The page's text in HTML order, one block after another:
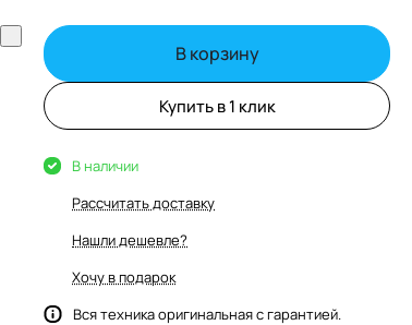
В корзину
Купить в 1 клик
В наличии
Рассчитать доставку
Нашли дешевле?
Хочу в подарок
Вся техника оригинальная с гарантией.